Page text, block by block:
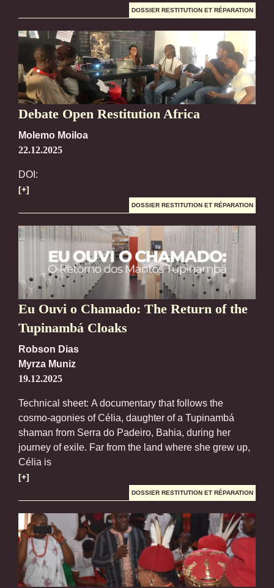
DOSSIER RESTITUTION ET RÉPARATION
Debate Open Restitution Africa
Molemo Moiloa
22.12.2025
DOI:
[+]
DOSSIER RESTITUTION ET RÉPARATION
Eu Ouvi o Chamado: The Return of the
Tupinambá Cloaks
Robson Dias
Myrza Muniz
19.12.2025
Technical sheet: A documentary that follows the
cosmo-agonies of Célia, daughter of a Tupinambá
shaman from Serra do Padeiro, Bahia, during her
journey of exile. Far from the land where she grew up,
Célia is
[+]
DOSSIER RESTITUTION ET RÉPARATION